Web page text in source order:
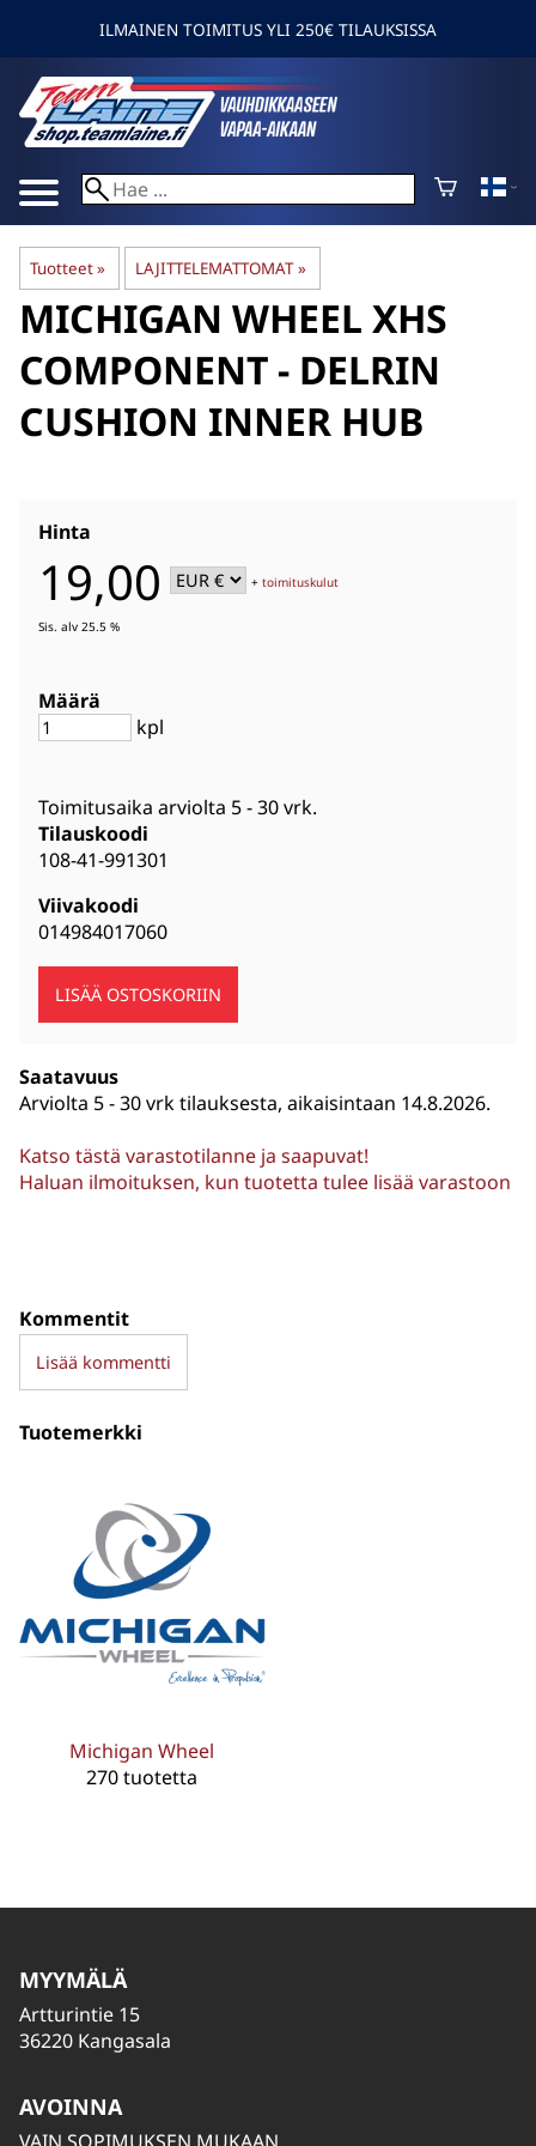
ILMAINEN TOIMITUS YLI 250€ TILAUKSISSA
Tuotteet‪» LAJITTELEMATTOMAT ‪»
MICHIGAN WHEEL XHS
COMPONENT - DELRIN
CUSHION INNER HUB
Hinta
19,00 +toimituskulut
Sis. alv 25.5 %
Määrä
kpl
Toimitusaika arviolta 5 - 30 vrk.
Tilauskoodi
108-41-991301
Viivakoodi
014984017060
Saatavuus
Arviolta 5 - 30 vrk tilauksesta, aikaisintaan 14.8.2026.
Katso tästä varastotilanne ja saapuvat!
Haluan ilmoituksen, kun tuotetta tulee lisää varastoon
Kommentit
Lisää kommentti
Tuotemerkki
Michigan Wheel
270 tuotetta
MYYMÄLÄ
Artturintie 15
36220 Kangasala
AVOINNA